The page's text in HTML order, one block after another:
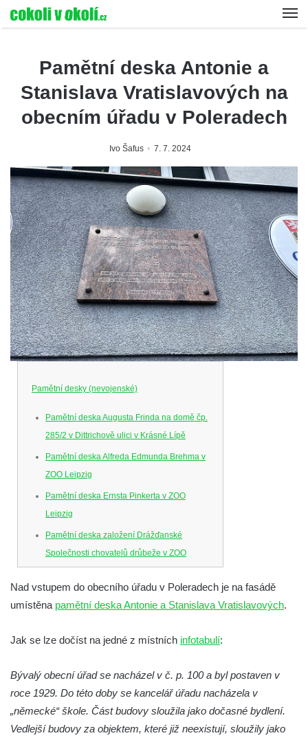
Pamětní deska Antonie a
Stanislava Vratislavových na
obecním úřadu v Poleradech
Ivo Šafus 7. 7. 2024
Pamětní desky (nevojenské)
Pamětní deska Augusta Frinda na domě čp.
285/2 v Dittrichově ulici v Krásné Lípě
Pamětní deska Alfreda Edmunda Brehma v
ZOO Leipzig
Pamětní deska Ernsta Pinkerta v ZOO
Leipzig
Pamětní deska založení Drážďanské
Společnosti chovatelů drůbeže v ZOO
Pamětní deska Josefa Hory na jeho rodném
domě v Dobříni
Česká pamětní deska Johanna Wolfganga
von Goethe na hradě Hasištejn
Německá pamětní deska Johanna
Wolfganga von Goethe na hradě Hasištejn
Nad vstupem do obecního úřadu v Poleradech je na fasádě
umístěna pamětní deska Antonie a Stanislava Vratislavových.
Jak se lze dočíst na jedné z místních infotabulí:
Bývalý obecní úřad se nacházel v č. p. 100 a byl postaven v
roce 1929. Do této doby se kancelář úřadu nacházela v
„německé“ škole. Část budovy sloužila jako dočasné bydlení.
Vedlejší budovy za objektem, které již neexistují, sloužily jako